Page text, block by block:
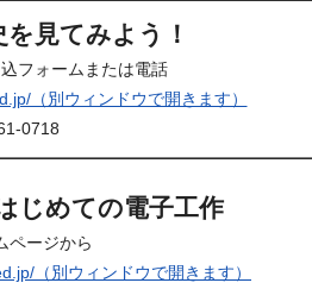
見てみよう！
フォームまたは電話
（別ウィンドウで開きます）
0718
じめての電子工作
ページから
（別ウィンドウで開きます）